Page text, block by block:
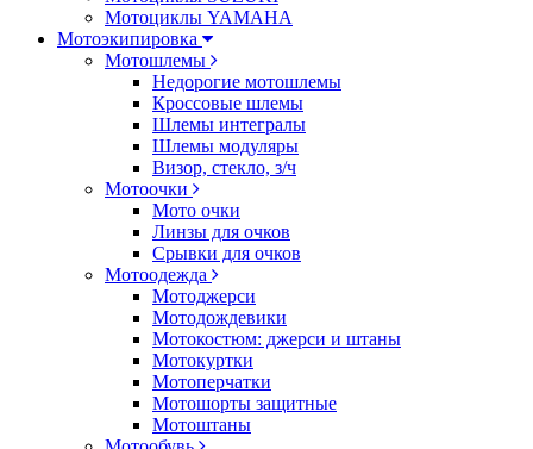
Мотоциклы YAMAHA
Мотоэкипировка
Мотошлемы
Недорогие мотошлемы
Кроссовые шлемы
Шлемы интегралы
Шлемы модуляры
Визор, стекло, з/ч
Мотоочки
Мото очки
Линзы для очков
Срывки для очков
Мотоодежда
Мотоджерси
Мотодождевики
Мотокостюм: джерси и штаны
Мотокуртки
Мотоперчатки
Мотошорты защитные
Мотоштаны